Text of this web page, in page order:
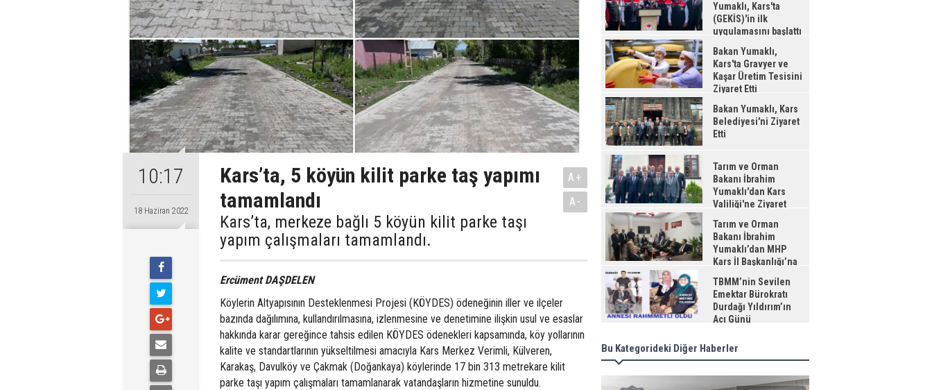
10:17
18 Haziran 2022
Kars’ta, 5 köyün kilit parke taş yapımı
tamamlandı
Kars’ta, merkeze bağlı 5 köyün kilit parke taşı
yapım çalışmaları tamamlandı.
A+
A-
Ercüment DAŞDELEN
Köylerin Altyapısının Desteklenmesi Projesi (KÖYDES) ödeneğinin iller ve ilçeler
bazında dağılımına, kullandırılmasına, izlenmesine ve denetimine ilişkin usul ve esaslar
hakkında karar gereğince tahsis edilen KÖYDES ödenekleri kapsamında, köy yollarının
kalite ve standartlarının yükseltilmesi amacıyla Kars Merkez Verimli, Külveren,
Karakaş, Davulköy ve Çakmak (Doğankaya) köylerinde 17 bin 313 metrekare kilit
parke taşı yapım çalışmaları tamamlanarak vatandaşların hizmetine sunuldu.
Yumaklı, Kars'ta
(GEKİS)'in ilk
uygulamasını başlattı
Bakan Yumaklı,
Kars'ta Gravyer ve
Kaşar Üretim Tesisini
Ziyaret Etti
Bakan Yumaklı, Kars
Belediyesi'ni Ziyaret
Etti
Tarım ve Orman
Bakanı İbrahim
Yumaklı'dan Kars
Valiliği'ne Ziyaret
Tarım ve Orman
Bakanı İbrahim
Yumaklı’dan MHP
Kars İl Başkanlığı’na
Ziyaret
TBMM’nin Sevilen
Emektar Bürokratı
Durdağı Yıldırım’ın
Acı Günü
Bu Kategorideki Diğer Haberler